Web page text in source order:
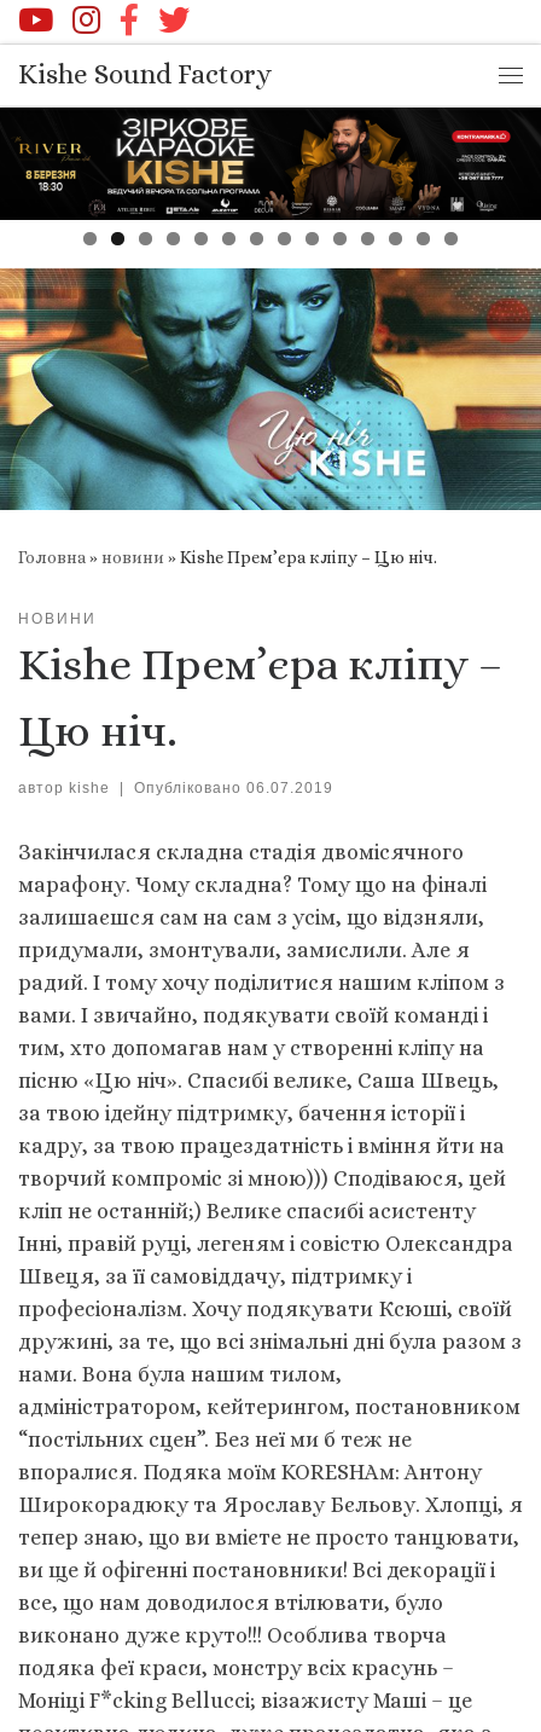
Перейти до вмісту
Kishe Sound Factory
Головна»новини »Kishe Прем’єра кліпу – Цю ніч.
НОВИНИ
Kishe Прем’єра кліпу –
Цю ніч.
автор kishe Опубліковано 06.07.2019
Закінчилася складна стадія двомісячного
марафону. Чому складна? Тому що на фіналі
залишаєшся сам на сам з усім, що відзняли,
придумали, змонтували, замислили. Але я
радий. І тому хочу поділитися нашим кліпом з
вами. І звичайно, подякувати своїй команді і
тим, хто допомагав нам у створенні кліпу на
пісню «Цю ніч». Спасибі велике, Саша Швець,
за твою ідейну підтримку, бачення історії і
кадру, за твою працездатність і вміння йти на
творчий компроміс зі мною))) Сподіваюся, цей
кліп не останній;) Велике спасибі асистенту
Інні, правій руці, легеням і совістю Олександра
Швеця, за її самовіддачу, підтримку і
професіоналізм. Хочу подякувати Ксюші, своїй
дружині, за те, що всі знімальні дні була разом з
нами. Вона була нашим тилом,
адміністратором, кейтерингом, постановником
“постільних сцен”. Без неї ми б теж не
впоралися. Подяка моїм KORESHAм: Антону
Широкорадюку та Ярославу Бєльову. Хлопці, я
тепер знаю, що ви вмієте не просто танцювати,
ви ще й офігенні постановники! Всі декорації і
все, що нам доводилося втілювати, було
виконано дуже круто!!! Особлива творча
подяка феї краси, монстру всіх красунь –
Моніці F*cking Bellucci; візажисту Маші – це